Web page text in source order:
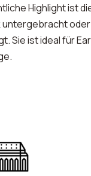
Highlight ist
untergebracht
Sie ist ideal für